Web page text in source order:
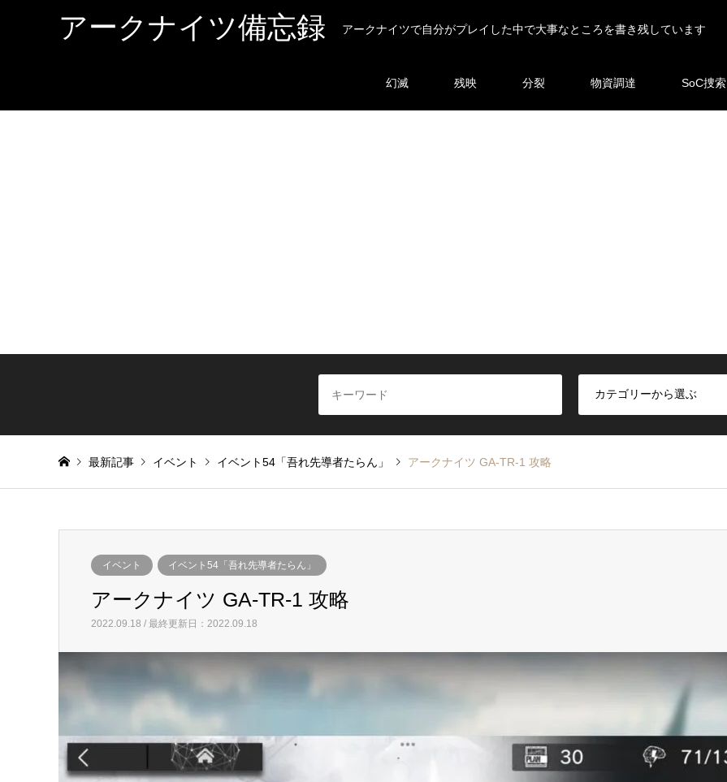
アークナイツ備忘録 アークナイツで自分がプレイした中で大事なところを書き残しています
幻滅 残映 分裂 物資調達 SoC捜索
最新記事 イベント イベント54「吾れ先導者たらん」 アークナイツ GA-TR-1 攻略
イベント イベント54「吾れ先導者たらん」
アークナイツ GA-TR-1 攻略
2022.09.18 / 最終更新日：2022.09.18